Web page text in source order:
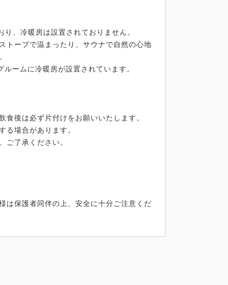
、冷暖房は設置されておりません。
トーブで温まったり、サウナで自然の心地
ームに冷暖房が設置されています。
後は必ず片付けをお願いいたします。
場合があります。
ご了承ください。
は保護者同伴の上、安全に十分ご注意くだ